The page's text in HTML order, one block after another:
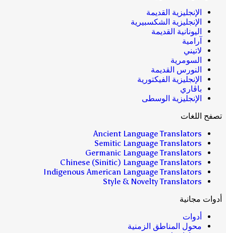
الإنجليزية القديمة
الإنجليزية الشكسبيرية
اليونانية القديمة
آرامية
لاتيني
السومرية
النورس القديمة
الإنجليزية الفيكتورية
باڤاري
الإنجليزية الوسطى
تصفح اللغات
Ancient Language Translators
Semitic Language Translators
Germanic Language Translators
Chinese (Sinitic) Language Translators
Indigenous American Language Translators
Style & Novelty Translators
أدوات مجانية
أدوات
محول المناطق الزمنية